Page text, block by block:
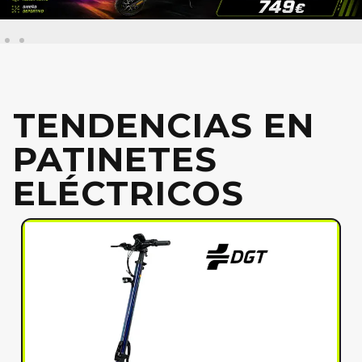
TENDENCIAS EN
PATINETES
ELÉCTRICOS